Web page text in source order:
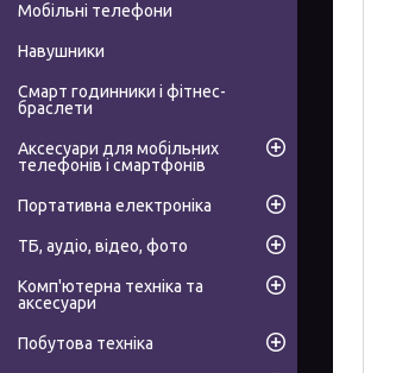
Мобільні телефони
Навушники
Смарт годинники і фітнес-
браслети
Аксесуари для мобільних
телефонів і смартфонів
Портативна електроніка
ТБ, аудіо, відео, фото
Комп'ютерна техніка та
аксесуари
Побутова техніка